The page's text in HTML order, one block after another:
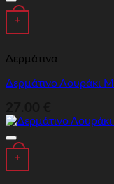
+
Δερμάτινα
Δερμάτινο Λουράκι
+